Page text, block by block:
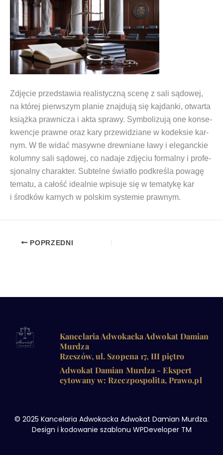
Zdję­cie przed­sta­wia reali­stycz­ną sce­nę z sali sądo­wej,
na któ­rej pierw­szym pla­nie znaj­du­ją się kaj­dan­ki, otwar­ta
książ­ka praw­ni­cza i akta spra­wy. Sym­bo­li­zu­ją one kon­se­
kwen­cje praw­ne oraz kary prze­wi­dzia­ne w kodek­sie kar­
nym. W tle widać masyw­ne drew­nia­ne ławy i ele­ganc­kie
kolum­ny sali sądo­wej, co nada­je zdję­ciu for­mal­ny i pro­fe­
sjo­nal­ny cha­rak­ter. Sub­tel­ne świa­tło pod­kre­śla powa­gę
tema­tu, a całość ide­al­nie wpi­su­je się w tema­ty­kę kar
i środ­ków kar­nych w pol­skim sys­te­mie prawnym.
POPRZEDNI
Kancelaria Adwokacka Adwokat Damian
Murdza
Rzeszów, ul. Szopena 17, III piętro
Adwokat Damian Murdza - Ekspert
cytowany w: Rzeczpospolita, Prawo.pl
© 2025 Kancelaria Adwokacka Adwokat Damian Murdza.
Design i kodowanie szablonu WPDeveloper TM